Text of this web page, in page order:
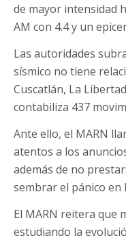
de mayor intensidad
AM con 4.4 y un
Las autoridades
sísmico no tiene
Cuscatlán, La
contabiliza 437
Ante ello, el MARN
atentos a los
además de no
sembrar el pánico en
El MARN reitera que
estudiando la